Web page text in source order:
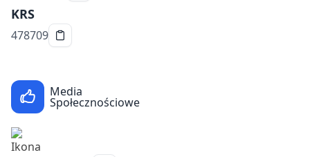
KRS
478709
Media
Społecznościowe